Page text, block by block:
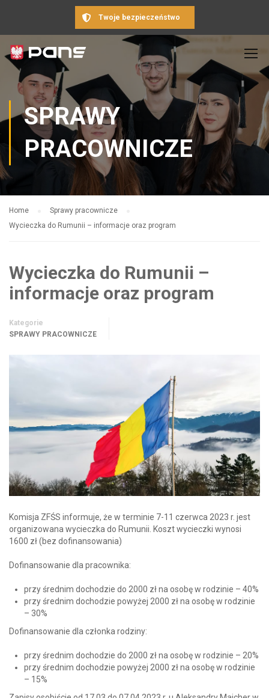
Twoje bezpieczeństwo
SPRAWY
PRACOWNICZE
Home
Sprawy pracownicze
Wycieczka do Rumunii – informacje oraz program
Wycieczka do Rumunii –
informacje oraz program
Kategorie
SPRAWY PRACOWNICZE
Komisja ZFŚS informuje, że w terminie 7-11 czerwca 2023 r. jest
organizowana wycieczka do Rumunii. Koszt wycieczki wynosi
1600 zł (bez dofinansowania)
Dofinansowanie dla pracownika:
przy średnim dochodzie do 2000 zł na osobę w rodzinie – 40%
przy średnim dochodzie powyżej 2000 zł na osobę w rodzinie
– 30%
Dofinansowanie dla członka rodziny:
przy średnim dochodzie do 2000 zł na osobę w rodzinie – 20%
przy średnim dochodzie powyżej 2000 zł na osobę w rodzinie
– 15%